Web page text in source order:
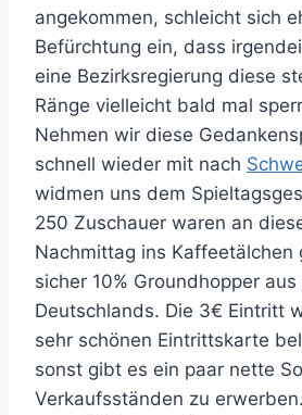
angekommen, schleicht sich
Befürchtung ein, dass
eine Bezirksregierung diese
Ränge vielleicht bald mal
Nehmen wir diese
schnell wieder mit nach
widmen uns dem
250 Zuschauer waren an
Nachmittag ins Kaffeetälchen
sicher 10% Groundhopper
Deutschlands. Die 3€ Eintritt
sehr schönen Eintrittskarte
sonst gibt es ein paar nette
Verkaufsständen zu erwerben.